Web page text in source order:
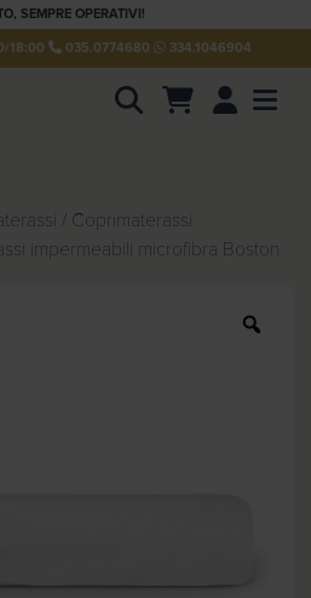
SEMPRE OPERATIVI!
18:00 035.0774680 334.1046904
Account
/ Coprimaterassi
impermeabili microfibra Boston